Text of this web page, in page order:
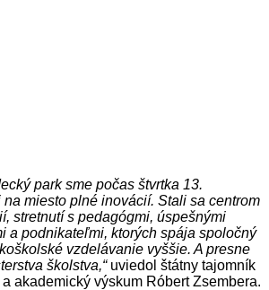
park sme počas štvrtka 13.
miesto plné inovácií. Stali sa centrom
stretnutí s pedagógmi, úspešnými
a podnikateľmi, ktorých spája spoločný
vzdelávanie vyššie. A presne
školstva,“uviedol štátny tajomník
akademický výskum Róbert Zsembera.